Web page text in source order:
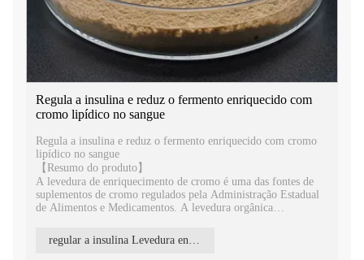
Regula a insulina e reduz o fermento enriquecido com
cromo lipídico no sangue
Regula a insulina e reduz o fermento enriquecido com cromo
lipídico no sangue
【Resumo do produto】
A levedura de enriquecimento de cromo é uma das fontes de
suplementos de cromo regulados pela Administração Estadual
de Alimentos e Medicamentos. A levedura orgânica
em seguida, purificada a partir do líquido de fermentação da
levedura por um processo moderno. A levedura enriquecida